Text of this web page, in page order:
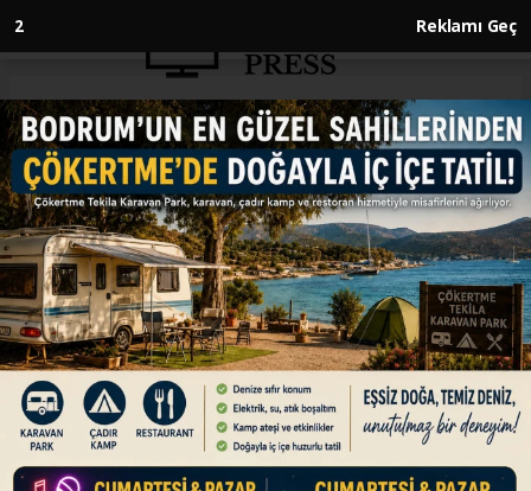
1 Reklamı Geç
Anasayfa ENGLISH
Turkish central government
budget posts $7.4B deficit in
April
ENGLISH
15.05.2026 - 13:01, Güncelleme: 15.05.2026 - 13:04
Budget revenues climb 23.9% year-on-year to
$25.9B, while expenditures rise 34.7% to $33.3B